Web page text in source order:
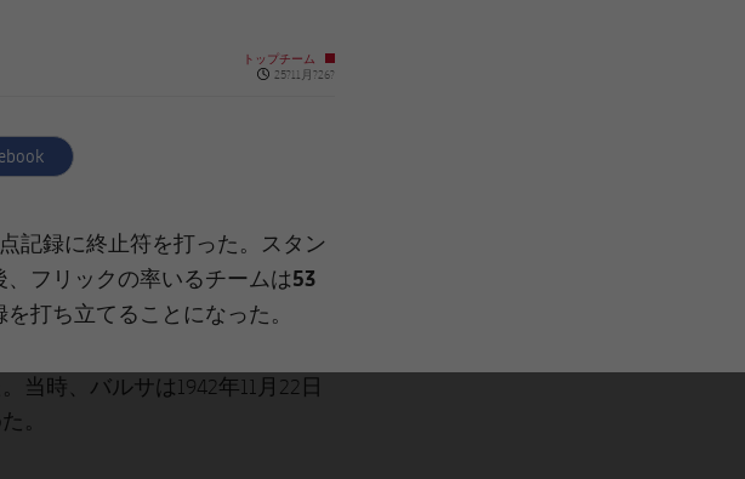
トップチーム
Published news
25?11月?26?
記録に終止符を打った。スタン
フリックの率いるチームは53
打ち立てることになった。
当時、バルサは1942年11月22日
。